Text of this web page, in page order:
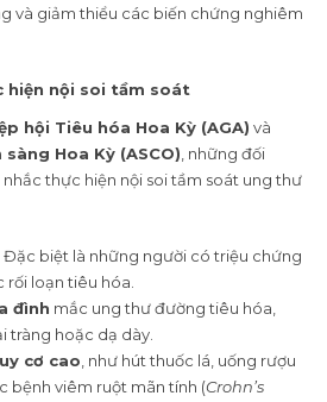
và giảm thiểu các biến chứng nghiêm
nội soi tầm soát
hội Tiêu hóa Hoa Kỳ (AGA) và
Hoa Kỳ (ASCO) , những đối
thực hiện nội soi tầm soát ung thư
Đặc biệt là những người có triệu chứng
loạn tiêu hóa.
đình mắc ung thư đường tiêu hóa,
tràng hoặc dạ dày.
cơ cao , như hút thuốc lá, uống rượu
bệnh viêm ruột mãn tính (Crohn’s